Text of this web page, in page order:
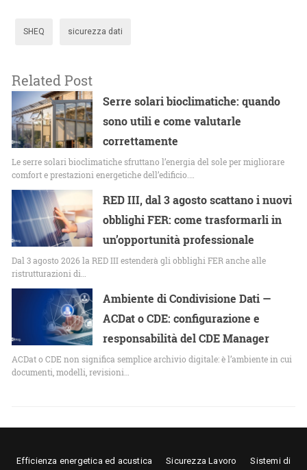
SHEQ sicurezza dati
Related Post
Serre solari bioclimatiche: quando
sono utili e come valutarle
correttamente
Le serre solari bioclimatiche sfruttano l’energia del sole per migliorare
comfort e prestazioni energetiche dell’edificio.…
RED III, dal 3 agosto scattano i nuovi
obblighi FER: come trasformarli in
un’opportunità professionale
Dal 3 agosto 2026 la RED III estenderà gli obblighi FER anche alle
ristrutturazioni di…
Ambiente di Condivisione Dati —
ACDat o CDE: configurazione e
responsabilità del CDE Manager
ACDat o CDE non significa semplice archivio digitale: è l’ambiente in cui
documenti, modelli, revisioni…
Efficienza energetica ed acustica Sicurezza Lavoro Sistemi di